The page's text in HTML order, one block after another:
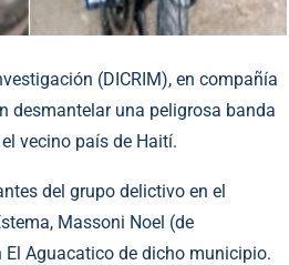
(DICRIM), en compañía
desmantelar una peligrosa banda
vecino país de Haití.
del grupo delictivo en el
Massoni Noel (de
Aguacatico de dicho municipio.